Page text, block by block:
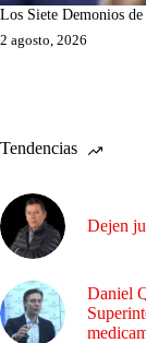
Los Siete Demonios
2 agosto, 2026
Tendencias
Dejen
Daniel